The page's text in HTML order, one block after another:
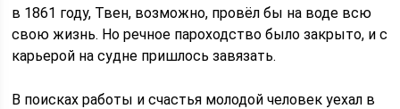
в 1861 году, Твен, возможно, провёл бы на воде всю
свою жизнь. Но речное пароходство было закрыто, и с
карьерой на судне пришлось завязать.
В поисках работы и счастья молодой человек уехал в